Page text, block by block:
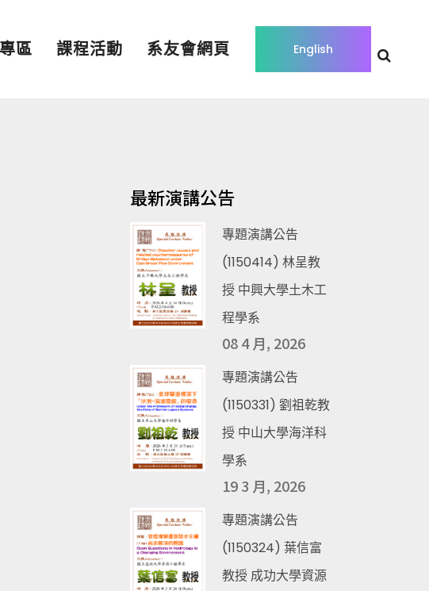
English
區 課程活動 系友會網頁
最新演講公告
專題演講公告
(1150414) 林呈教
授 中興大學土木工
程學系
08 4 月, 2026
專題演講公告
(1150331) 劉祖乾教
授 中山大學海洋科
學系
19 3 月, 2026
專題演講公告
(1150324) 葉信富
教授 成功大學資源